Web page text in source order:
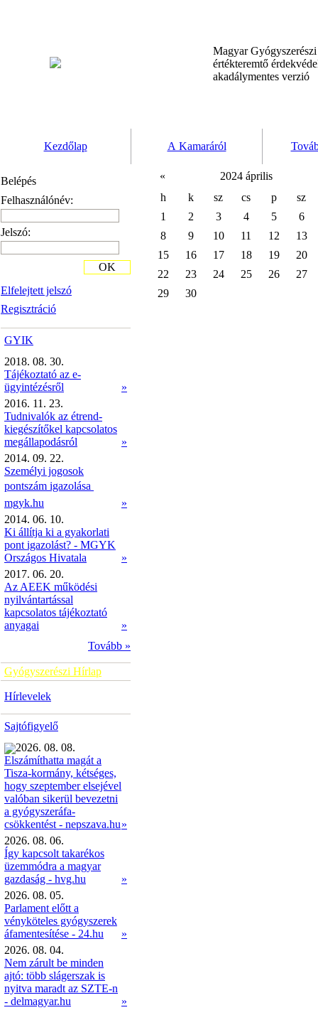
Magyar
értékteremtő
akadálymentes verzió
Kezdőlap A Kamaráról
Belépés
Felhasználónév:
Jelszó:
Elfelejtett jelszó
Regisztráció
OK
GYIK
2018. 08. 30.
Tájékoztató az e-
ügyintézésről
»
2016. 11. 23.
Tudnivalók az étrend-
kiegészítőkel kapcsolatos
megállapodásról
»
2014. 09. 22.
Személyi jogosok
pontszám igazolása 
mgyk.hu
»
2014. 06. 10.
Ki állítja ki a gyakorlati
pont igazolást? - MGYK
Országos Hivatala
»
2017. 06. 20.
Az AEEK működési
nyilvántartással
kapcsolatos tájékoztató
anyagai
»
Tovább »
Gyógyszerészi Hírlap
Hírlevelek
Sajtófigyelő
2026. 08. 08.
Elszámíthatta magát a
Tisza-kormány, kétséges,
hogy szeptember elsejével
valóban sikerül bevezetni
a gyógyszeráfa-
csökkentést - nepszava.hu»
2026. 08. 06.
Így kapcsolt takarékos
üzemmódra a magyar
gazdaság - hvg.hu
»
2026. 08. 05.
Parlament előtt a
vényköteles gyógyszerek
áfamentesítése - 24.hu
»
2026. 08. 04.
Nem zárult be minden
ajtó: több slágerszak is
nyitva maradt az SZTE-n
- delmagyar.hu
»
«
2024 április
h
k sz cs p
sz
1
2 3 4 5
6
8
9 10 11 12
13
15
16 17 18 19
20
22
23 24 25 26
27
29
30